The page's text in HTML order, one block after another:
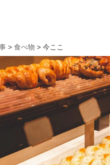
> 食べ物 > 今ここ